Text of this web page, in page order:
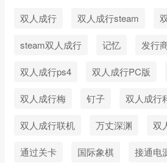
双人成行 双人成行steam
steam双人成行 记忆 发行
双人成行ps4 双人成行PC版
双人成行梅 钉子 双人成行
双人成行联机 万丈深渊 双
通过关卡 国际象棋 接通电